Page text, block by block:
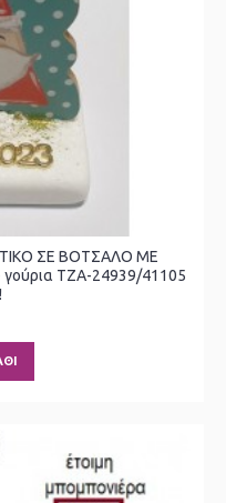
ΣΕ ΒΟΤΣΑΛΟ ΜΕ
γούρια ΤΖΑ-24939/41105